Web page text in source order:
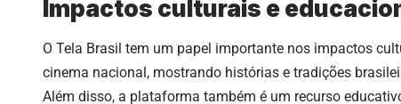
Impactos culturais e
O Tela Brasil tem um papel importante nos impactos
cinema nacional, mostrando histórias e tradições
Além disso, a plataforma também é um recurso